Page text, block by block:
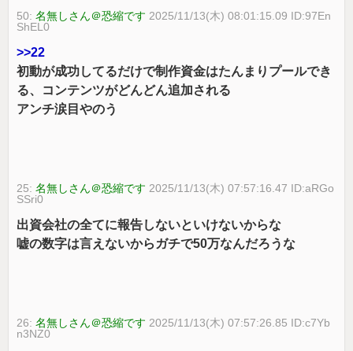
50:名無しさん＠恐縮です 2025/11/13(木) 08:01:15.09 ID:97En
ShEL0
>>22
初動が成功してるだけで制作資金はたんまりプールでき
る、コンテンツがどんどん追加される
アンチ涙目やのう
25:名無しさん＠恐縮です 2025/11/13(木) 07:57:16.47 ID:aRGo
SSri0
出資会社の全てに報告しないといけないからな
嘘の数字は言えないからガチで50万なんだろうな
26:名無しさん＠恐縮です 2025/11/13(木) 07:57:26.85 ID:c7Yb
n3NZ0